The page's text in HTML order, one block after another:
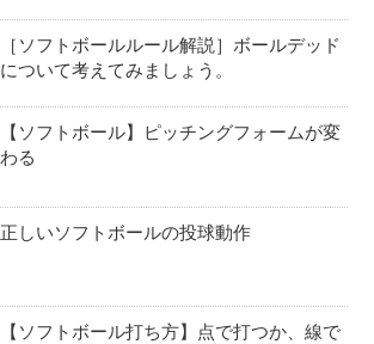
［ソフトボールルール解説］ボールデッド
について考えてみましょう。
【ソフトボール】ピッチングフォームが変
わる
正しいソフトボールの投球動作
【ソフトボール打ち方】点で打つか、線で